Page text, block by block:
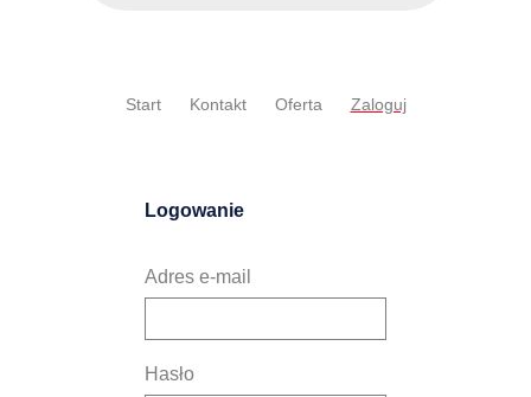
Start Kontakt Oferta Zaloguj
Logowanie
Adres e-mail
Hasło